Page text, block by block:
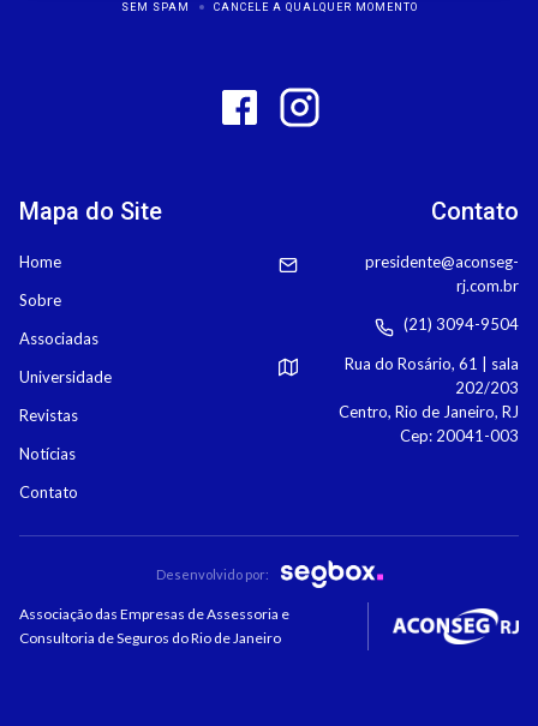
Mapa do Site
Home
Sobre
Associadas
Universidade
Revistas
Notícias
Contato
SEM SPAM CANCELE A QUALQUER MOMENTO
Contato
presidente@aconseg-
rj.com.br
(21) 3094-9504
Rua do Rosário, 61 | sala
202/203
Centro, Rio de Janeiro, RJ
Cep: 20041-003
Desenvolvido por:
Associação das Empresas de Assessoria e
Consultoria de Seguros do Rio de Janeiro